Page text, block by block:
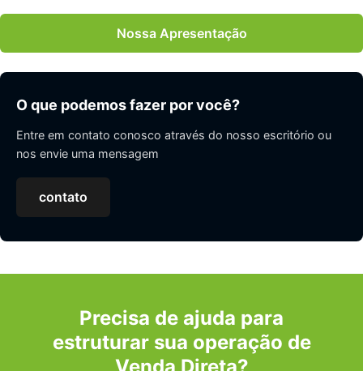
Nossa Apresentação
O que podemos fazer por você?
Entre em contato conosco através do nosso escritório ou
nos envie uma mensagem
contato
Precisa de ajuda para
estruturar sua operação de